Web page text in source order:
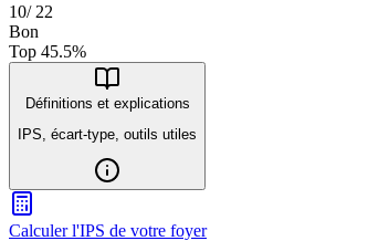
10/ 22
Bon
Top 45.5%
Définitions et explications
IPS, écart-type, outils utiles
Calculer l'IPS de votre foyer